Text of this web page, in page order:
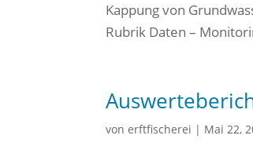
Kappung von
Rubrik Daten –
vonerftfischerei | Mai 22,